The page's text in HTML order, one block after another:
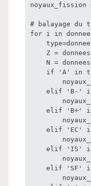
noyaux_fission
# balayage du
for i in